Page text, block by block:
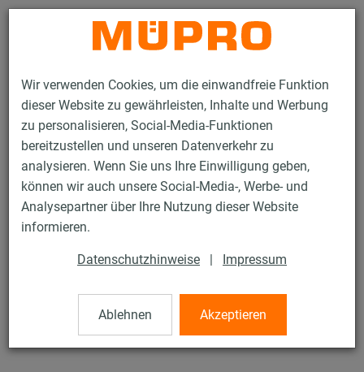
Wir verwenden Cookies, um die einwandfreie Funktion
dieser Website zu gewährleisten, Inhalte und Werbung
zu personalisieren, Social-Media-Funktionen
bereitzustellen und unseren Datenverkehr zu
analysieren. Wenn Sie uns Ihre Einwilligung geben,
können wir auch unsere Social-Media-, Werbe- und
Analysepartner über Ihre Nutzung dieser Website
informieren.
Datenschutzhinweise | Impressum
Ablehnen Akzeptieren
Kontakt
Produkte Befestigungstechnik
Installationsschienen
MPC-Schienenkonsolen
MPC-Schienenkonsolen
MPC-Schienenkonsole 27/18, Länge: 200 mm, verzinkt